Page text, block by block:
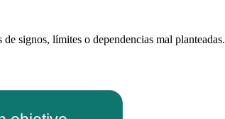
signos, límites o dependencias mal planteadas.